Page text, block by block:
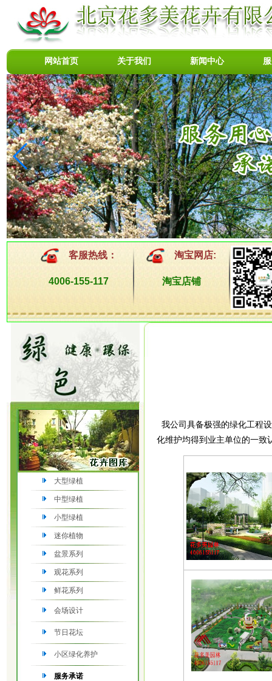
网站首页 关于我们 新闻中心
客服热线：
4006-155-117
淘宝网店:
淘宝店铺
大型绿植
中型绿植
小型绿植
迷你植物
盆景系列
观花系列
鲜花系列
会场设计
节日花坛
小区绿化养护
服务承诺
我公司具备极强的绿化工程
化维护均得到业主单位的一致